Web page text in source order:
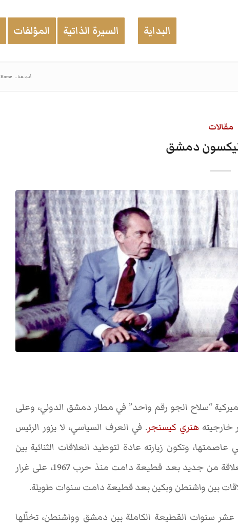
البداية السيرة الذاتية المؤلفات
أنت هنا .. Home
مقالات
نيكسون دمشق
الرئاسية الأميركية “سلاح الجو رقم واحد” في مطار دمشق الدولي، وعلى
خارجيتههنري كيسنجر. في العرف السياسي، لا يزور الرئيس
وتكون زيارته عادة لتوطيد العلاقات الثنائية بين
البلدين. لكن زيارة نيكسون إلى سوريا كانت لإحياء العلاقة من جديد بعد قطيعة دامت منذ حرب 1967، على غرار
سنوات القطيعة الكاملة بين دمشق وواشنطن، تخلّلها